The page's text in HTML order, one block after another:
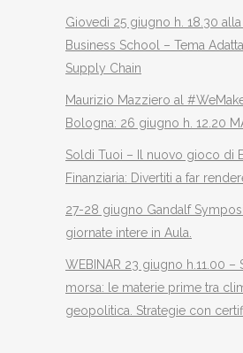
Giovedì 25 giugno h. 18.30
Business School – Tema
Supply Chain
Maurizio Mazziero al
Bologna: 26 giugno h. 12.20
Soldi Tuoi – Il nuovo gioco di
Finanziaria: Divertiti a far
27-28 giugno Gandalf
giornate intere in Aula.
WEBINAR 23 giugno h.11.00 –
morsa: le materie prime tra
geopolitica. Strategie con